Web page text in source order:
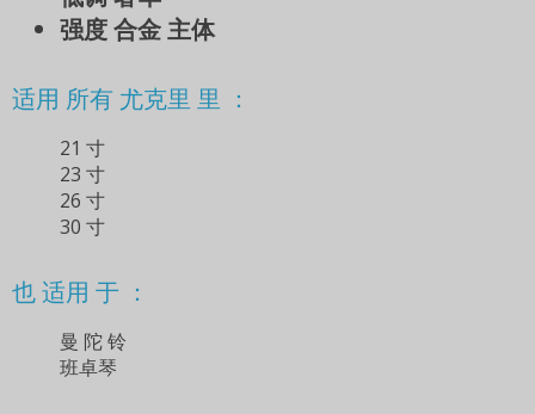
强度 合金 主体
适用 所有 尤克里 里 ：
21 寸
23 寸
26 寸
30 寸
也 适用 于 ：
曼 陀 铃
班卓琴